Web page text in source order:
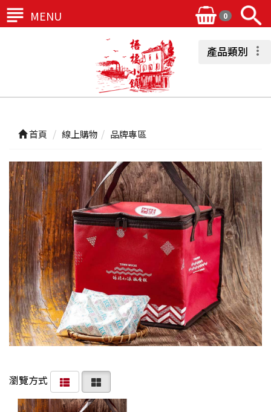
MENU 0
產品類別
首頁 線上購物 品牌專區
瀏覽方式